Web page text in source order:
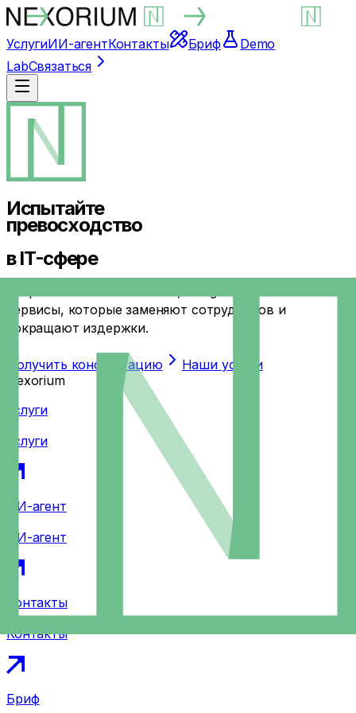
УслугиИИ-агентКонтакты Бриф
Demo
LabСвязаться
Испытайте
превосходство
в IT-сфере
сервисы, которые заменяют сотрудников и
сокращают издержки.
Получить консультацию
Наши услуги
Nexorium
Услуги
Услуги
ИИ-агент
ИИ-агент
Контакты
Контакты
Бриф